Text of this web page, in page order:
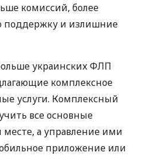
комиссий, более
поддержку и излишние
украинских ФЛП
комплексное
услуги. Комплексный
все основные
а управление ими
приложение или